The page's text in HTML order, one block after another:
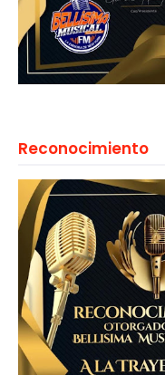
Reconocimiento